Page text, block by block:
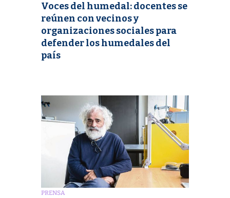
Voces del humedal: docentes se
reúnen con vecinos y
organizaciones sociales para
defender los humedales del
país
PRENSA